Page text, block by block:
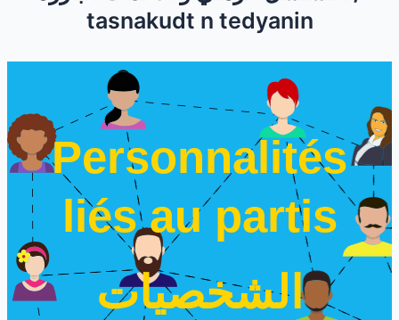
tasnakudt n tedyanin
Personnalités
liés au partis
الشخصيات